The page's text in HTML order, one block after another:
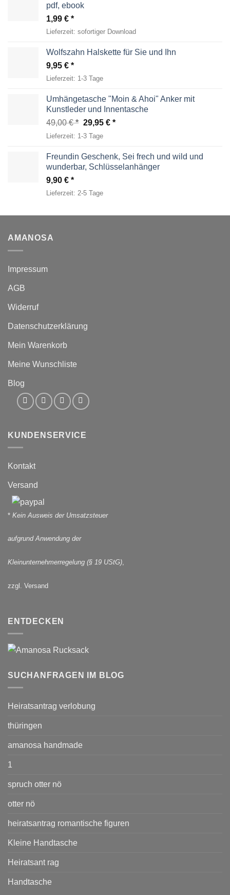
pdf, ebook
1,99 €
Lieferzeit: sofortiger Download
Wolfszahn Halskette für Sie und Ihn
9,95 €
Lieferzeit: 1-3 Tage
Umhängetasche "Moin & Ahoi" Anker mit
Kunstleder und Innentasche
49,00€
Ursprünglicher
Preis
49,00 €
29,95 € Aktueller
29,95 €.
Lieferzeit: 1-3 Tage
Freundin Geschenk, Sei frech und wild und
wunderbar, Schlüsselanhänger
9,90 €
Lieferzeit: 2-5 Tage
AMANOSA
Impressum
AGB
Widerruf
Datenschutzerklärung
Mein Warenkorb
Meine Wunschliste
Blog
KUNDENSERVICE
Kontakt
Versand
* Kein Ausweis der Umsatzsteuer
aufgrund Anwendung der
Kleinunternehmerregelung (§ 19 UStG),
zzgl. Versand
ENTDECKEN
SUCHANFRAGEN IM BLOG
Heiratsantrag verlobung
thüringen
amanosa handmade
1
spruch otter nö
otter nö
heiratsantrag romantische figuren
Kleine Handtasche
Heiratsant rag
Handtasche